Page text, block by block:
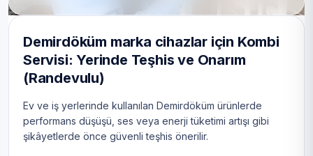
Demirdöküm marka cihazlar için Kombi
Servisi: Yerinde Teşhis ve Onarım
(Randevulu)
Ev ve iş yerlerinde kullanılan Demirdöküm ürünlerde
performans düşüşü, ses veya enerji tüketimi artışı gibi
şikâyetlerde önce güvenli teşhis önerilir.